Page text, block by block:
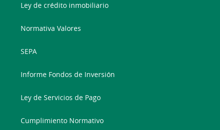
Ley de crédito inmobiliario
Normativa Valores
SEPA
Informe Fondos de Inversión
Ley de Servicios de Pago
Cumplimiento Normativo